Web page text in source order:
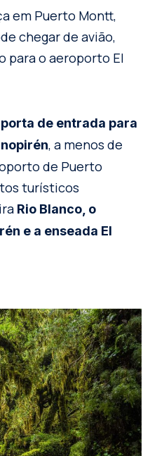
em Puerto Montt,
chegar de avião,
para o aeroporto El
de entrada para
, a menos de
de Puerto
turísticos
Rio Blanco, o
e a enseada El